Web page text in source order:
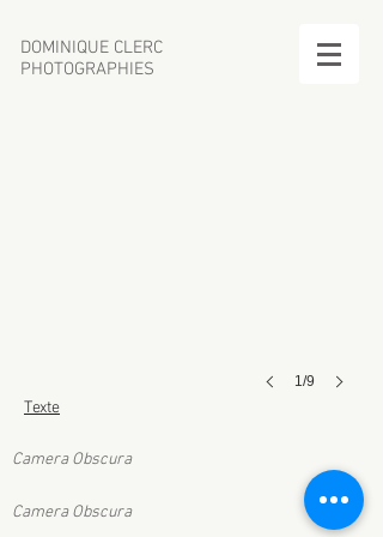
DOMINIQUE CLERC
PHOTOGRAPHIES
01_Smartland_01
1/9
Texte
Camera Obscura
Camera Obscura